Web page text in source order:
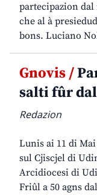
partecipazion dal
che al à
bons. Luciano
Gnovis /
salti fûr
Redazion
Lunis ai 11 di
sul Cjiscjel di
Arcidiocesi di
Friûl a 50 agns